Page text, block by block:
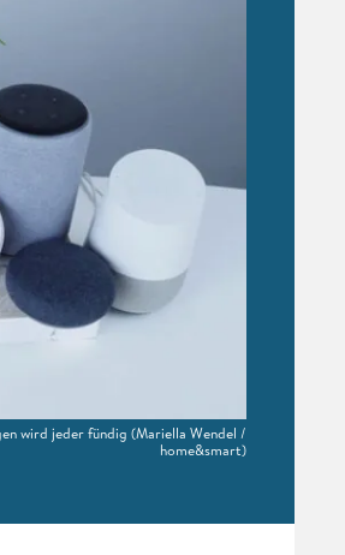
wird jeder fündig (Mariella Wendel /
home&smart)